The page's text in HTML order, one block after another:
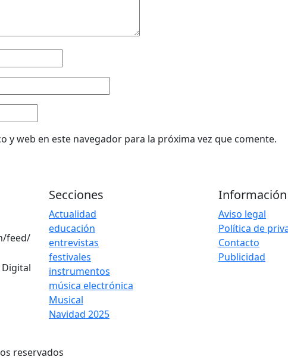
y web en este navegador para la próxima vez que comente.
feed/
Secciones
Actualidad
educación
entrevistas
festivales
instrumentos
música electrónica
Musical
Navidad 2025
Información
Aviso legal
Política de
Contacto
Publicidad
reservados